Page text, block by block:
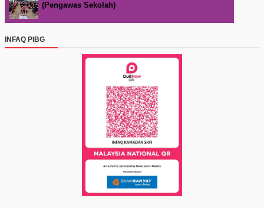
(Pengawas Sekolah)
INFAQ PIBG